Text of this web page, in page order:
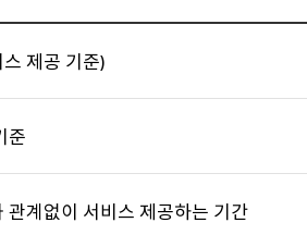
제공 기준)
준
관계없이 서비스 제공하는 기간